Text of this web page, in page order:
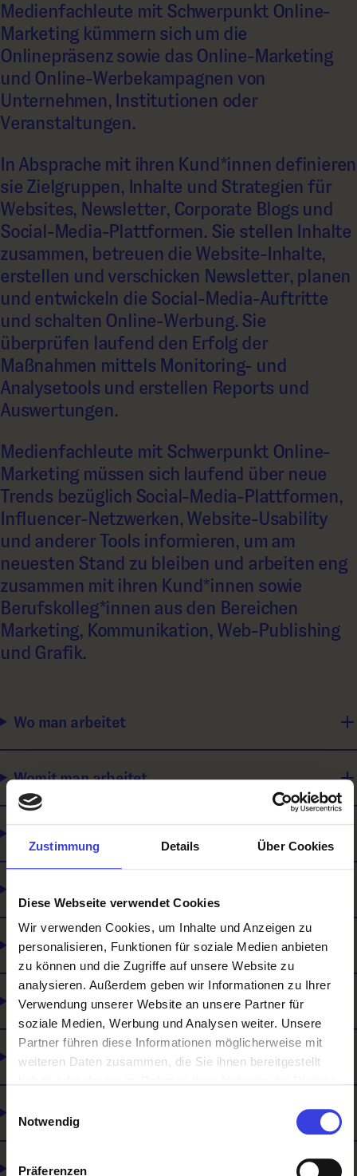
Zustimmung Details Über Cookies
Diese Webseite verwendet Cookies
Wir verwenden Cookies, um Inhalte und Anzeigen zu
personalisieren, Funktionen für soziale Medien anbieten
zu können und die Zugriffe auf unsere Website zu
analysieren. Außerdem geben wir Informationen zu Ihrer
Verwendung unserer Website an unsere Partner für
soziale Medien, Werbung und Analysen weiter. Unsere
Partner führen diese Informationen möglicherweise mit
weiteren Daten zusammen, die Sie ihnen bereitgestellt
Notwendig
Präferenzen
Medienfachleute mit Schwerpunkt Online-
Marketing kümmern sich um die
Onlinepräsenz sowie das Online-Marketing
und Online-Werbekampagnen von
Unternehmen, Institutionen oder
Veranstaltungen.
In Absprache mit ihren Kund*innen definieren
sie Zielgruppen, Inhalte und Strategien für
Websites, Newsletter, Corporate Blogs und
Social-Media-Plattformen. Sie stellen Inhalte
zusammen, betreuen die Website-Inhalte,
erstellen und verschicken Newsletter, planen
und entwickeln die Social-Media-Auftritte
und schalten Online-Werbung. Sie
überprüfen laufend den Erfolg der
Maßnahmen mittels Monitoring- und
Analysetools und erstellen Reports und
Auswertungen.
Medienfachleute mit Schwerpunkt Online-
Marketing müssen sich laufend über neue
Trends bezüglich Social-Media-Plattformen,
Influencer-Netzwerken, Website-Usability
und anderer Tools informieren, um am
neuesten Stand zu bleiben und arbeiten eng
zusammen mit ihren Kund*innen sowie
Berufskolleg*innen aus den Bereichen
Marketing, Kommunikation, Web-Publishing
und Grafik.
Wo man arbeitet
Womit man arbeitet
Für wen man arbeitet
Ausbildungsinhalte / Was man lernt
Wie man sich weiterbilden kann
Was du mitbringen solltest
Was es noch gibt